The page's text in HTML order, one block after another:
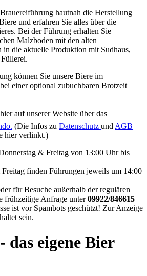
hautnah die Herstellung
und erfahren Sie alles über die
Bei der Führung erhalten Sie
Malzboden mit den alten
in die aktuelle Produktion mit Sudhaus,
können Sie unsere Biere im
einer optional zubuchbaren Brotzeit
auf unserer Website über das
(Die Infos zu Datenschutz und AGB
hier verlinkt.)
& Freitag von 13:00 Uhr bis
finden Führungen jeweils um 14:00
für Besuche außerhalb der regulären
frühzeitige Anfrage unter09922/846615
ist vor Spambots geschützt! Zur Anzeige
sein.
das eigene Bier